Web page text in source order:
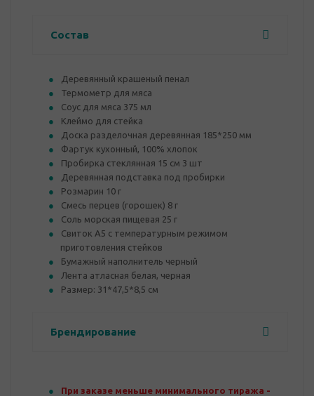
Состав
Деревянный крашеный пенал
Термометр для мяса
Соус для мяса 375 мл
Клеймо для стейка
Доска разделочная деревянная 185*250 мм
Фартук кухонный, 100% хлопок
Пробирка стеклянная 15 см 3 шт
Деревянная подставка под пробирки
Розмарин 10 г
Смесь перцев (горошек) 8 г
Соль морская пищевая 25 г
Свиток А5 с температурным режимом
приготовления стейков
Бумажный наполнитель черный
Лента атласная белая, черная
Размер: 31*47,5*8,5 см
Брендирование
При заказе меньше минимального тиража -